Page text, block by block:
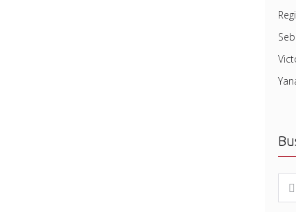
for: